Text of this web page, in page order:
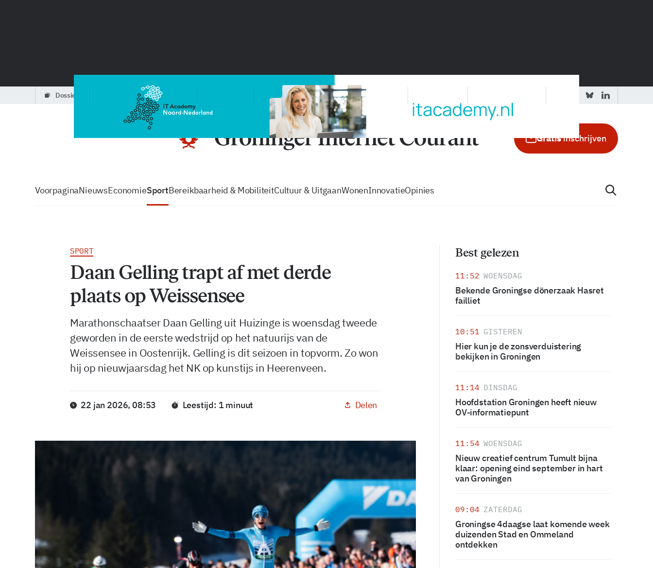
dossiers zo volg je de GIC
Gratisinschrijven
VoorpaginaNieuwsEconomieSportBereikbaarheid & MobiliteitCultuur & UitgaanWonenInnovatieOpinies
SPORT
Daan Gelling trapt af met derde
plaats op Weissensee
Marathonschaatser Daan Gelling uit Huizinge is woensdag tweede
geworden in de eerste wedstrijd op het natuurijs van de
Weissensee in Oostenrijk. Gelling is dit seizoen in topvorm. Zo won
hij op nieuwjaarsdag het NK op kunstijs in Heerenveen.
22 jan 2026, 08:53 Leestijd: 1 minuut Delen
Best gelezen
11:52 WOENSDAG
Bekende Groningse dönerzaak Hasret
failliet
10:51 GISTEREN
Hier kun je de zonsverduistering
bekijken in Groningen
11:14 DINSDAG
Hoofdstation Groningen heeft nieuw
OV-informatiepunt
11:54 WOENSDAG
Nieuw creatief centrum Tumult bijna
klaar: opening eind september in hart
van Groningen
09:04 ZATERDAG
Groningse 4daagse laat komende week
duizenden Stad en Ommeland
ontdekken